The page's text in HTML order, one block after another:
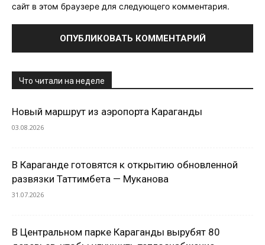
сайт в этом браузере для следующего комментария.
Что читали на неделе
Новый маршрут из аэропорта Караганды
03.08.2026
В Караганде готовятся к открытию обновленной
развязки Таттимбета — Муканова
31.07.2026
В Центральном парке Караганды вырубят 80